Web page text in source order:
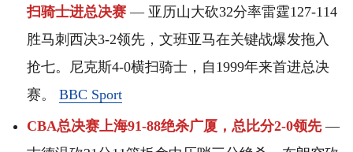
扫骑士进总决赛 — 亚历山大砍32分率雷霆127-114
胜马刺西决3-2领先，文班亚马在关键战爆发拖入
抢七。尼克斯4-0横扫骑士，自1999年来首进总决
赛。 BBC Sport
CBA总决赛上海91-88绝杀广厦，总比分2-0领先—